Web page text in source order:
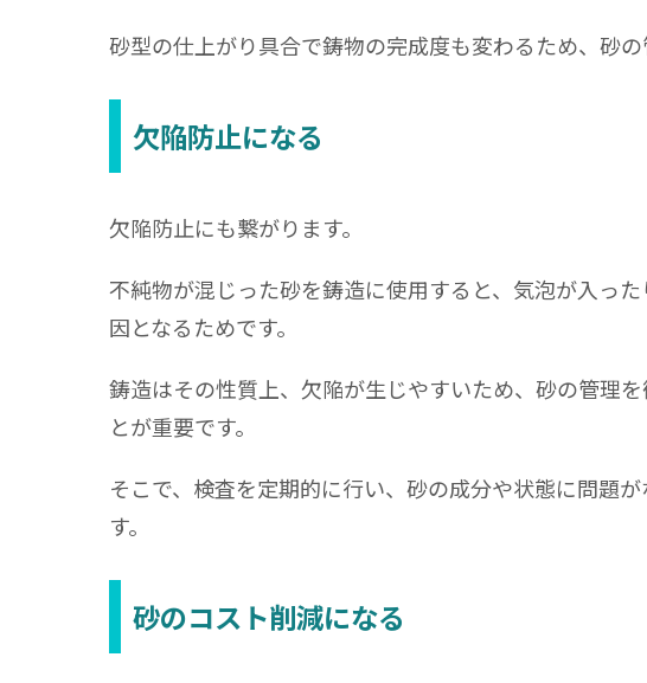
砂型の仕上がり具合で鋳物の完成度も変わるため、砂の
欠陥防止になる
欠陥防止にも繋がります。
不純物が混じった砂を鋳造に使用すると、気泡が入っ
因となるためです。
鋳造はその性質上、欠陥が生じやすいため、砂の管理
とが重要です。
そこで、検査を定期的に行い、砂の成分や状態に問題
す。
砂のコスト削減になる